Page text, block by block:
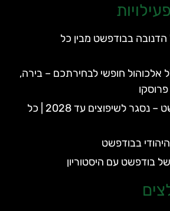
הדנובה בבודפשט מבין כל
אלכוהול חופשי לבחירתכם – בירה,
פרוסקו
ספא גלרט בבודפשט – נסגר לשיפוצים עד 2028 | כל
בבודפשט
בודפשט עם היסטוריון